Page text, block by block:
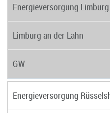
Energieversorgung
Limburg an der Lahn
GW
Energieversorgung